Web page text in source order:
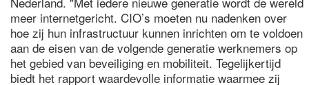
meer internetgericht. CIO’s moeten nu nadenken over
hoe zij hun infrastructuur kunnen inrichten om te voldoen
aan de eisen van de volgende generatie werknemers op
het gebied van beveiliging en mobiliteit. Tegelijkertijd
biedt het rapport waardevolle informatie waarmee zij